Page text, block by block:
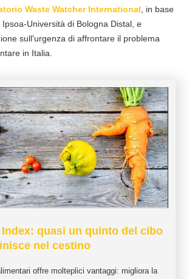
Waste Watcher International , in base
Università di Bologna Distal, e
sull'urgenza di affrontare il problema
in Italia.
Index: quasi un quinto del cibo
nel cestino
offre molteplici vantaggi: migliora la